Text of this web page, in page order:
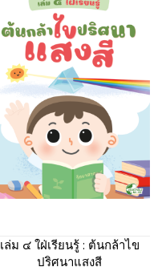
เล่ม ๔ ใฝ่เรียนรู้ : ต้นกล้าไข
ปริศนาแสงสี